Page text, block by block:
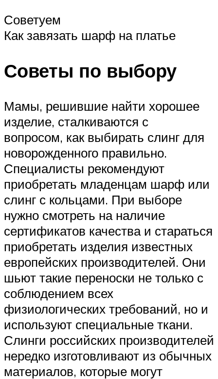
Советуем
Как завязать шарф на платье
Советы по выбору
Мамы, решившие найти хорошее
изделие, сталкиваются с
вопросом, как выбирать слинг для
новорожденного правильно.
Специалисты рекомендуют
приобретать младенцам шарф или
слинг с кольцами. При выборе
нужно смотреть на наличие
сертификатов качества и стараться
приобретать изделия известных
европейских производителей. Они
шьют такие переноски не только с
соблюдением всех
физиологических требований, но и
используют специальные ткани.
Слинги российских производителей
нередко изготовливают из обычных
материалов, которые могут